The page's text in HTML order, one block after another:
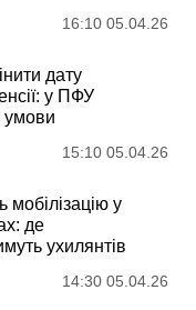
16:10 05.04.26
дату
у ПФУ
умови
15:10 05.04.26
у
де
ухилянтів
14:30 05.04.26